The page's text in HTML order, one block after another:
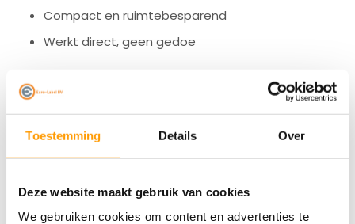
Toestemming Details Over
Deze website maakt gebruik van cookies
We gebruiken cookies om content en advertenties te
Compact en ruimtebesparend
Werkt direct, geen gedoe
werkplek netter, handiger en zorgt dat je scanner altijd
klaarstaat wanneer je hem nodig hebt.
Reviews